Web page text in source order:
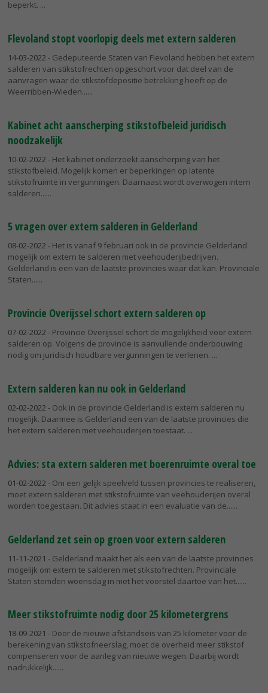
beperkt.
Flevoland stopt voorlopig deels met extern salderen
14-03-2022 - Gedeputeerde Staten van Flevoland hebben het extern
salderen van stikstofrechten opgeschort voor dat deel van de
aanvragen waar de stikstofdepositie betrekking heeft op de
Weerribben-Wieden...
Kabinet acht aanscherping stikstofbeleid juridisch
noodzakelijk
10-02-2022 - Het kabinet onderzoekt aanscherping van het
stikstofbeleid. Mogelijk komen er beperkingen op latente
stikstofruimte in vergunningen. Daarnaast wordt overwogen intern
salderen...
5 vragen over extern salderen in Gelderland
08-02-2022 - Het is vanaf 9 februari ook in de provincie Gelderland
mogelijk om extern te salderen met veehouderijbedrijven.
Gelderland is een van de laatste provincies waar dat kan. Provinciale
Staten...
Provincie Overijssel schort extern salderen op
07-02-2022 - Provincie Overijssel schort de mogelijkheid voor extern
salderen op. Volgens de provincie is aanvullende onderbouwing
nodig om juridisch houdbare vergunningen te verlenen.
Extern salderen kan nu ook in Gelderland
02-02-2022 - Ook in de provincie Gelderland is extern salderen nu
mogelijk. Daarmee is Gelderland een van de laatste provincies die
het extern salderen met veehouderijen toestaat.
Advies: sta extern salderen met boerenruimte overal toe
01-02-2022 - Om een gelijk speelveld tussen provincies te realiseren,
moet extern salderen met stikstofruimte van veehouderijen overal
worden toegestaan. Dit advies staat in een evaluatie van de...
Gelderland zet sein op groen voor extern salderen
11-11-2021 - Gelderland maakt het als een van de laatste provincies
mogelijk om extern te salderen met stikstofrechten. Provinciale
Staten stemden woensdag in met het voorstel daartoe van het...
Meer stikstofruimte nodig door 25 kilometergrens
18-09-2021 - Door de nieuwe afstandseis van 25 kilometer voor de
berekening van stikstofneerslag, moet de overheid meer stikstof
compenseren voor de aanleg van nieuwe wegen. Daarbij wordt
nadrukkelijk...